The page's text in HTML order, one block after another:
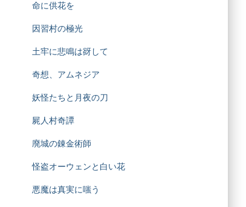
命に供花を
因習村の極光
土牢に悲鳴は谺して
奇想、アムネジア
妖怪たちと月夜の刀
屍人村奇譚
廃城の錬金術師
怪盗オーウェンと白い花
悪魔は真実に嗤う